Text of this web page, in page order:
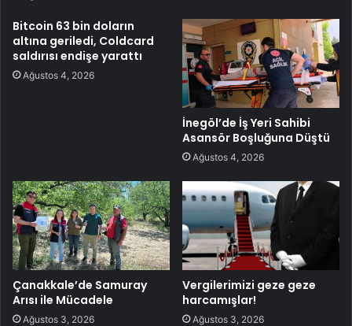
Bitcoin 63 bin doların
altına geriledi, Coldcard
saldırısı endişe yarattı
Ağustos 4, 2026
İnegöl’de İş Yeri Sahibi
Asansör Boşluğuna Düştü
Ağustos 4, 2026
Çanakkale’de Samuray
Arısı ile Mücadele
Ağustos 3, 2026
Vergilerimizi geze geze
harcamışlar!
Ağustos 3, 2026